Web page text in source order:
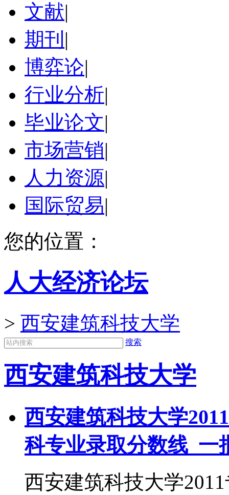
文献|
期刊 |
博弈论|
行业分析|
毕业论文|
市场营销|
人力资源|
国际贸易|
您的位置：
人大经济论坛
> 西安建筑科技大学
搜索
西安建筑科技大学
西安建筑科技大学
科专业录取分数线_一
西安建筑科技大学